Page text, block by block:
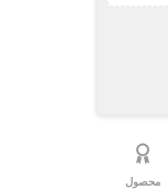
محصول